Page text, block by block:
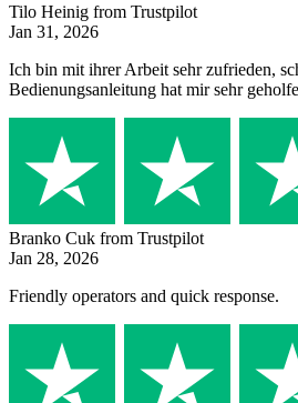
Tilo Heinig from Trustpilot
Jan 31, 2026
Ich bin mit ihrer Arbeit sehr zufrieden,
Bedienungsanleitung hat mir sehr
Branko Cuk from Trustpilot
Jan 28, 2026
Friendly operators and quick response.